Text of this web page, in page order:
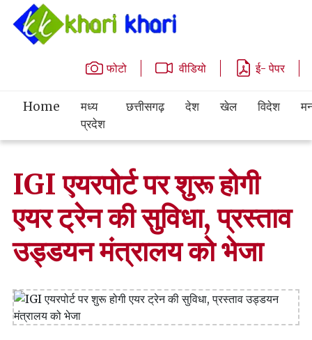
फोटो वीडियो ई- पेपर
Home
मध्य
प्रदेश
छत्तीसगढ़ देश खेल विदेश
IGI एयरपोर्ट पर शुरू होगी
एयर ट्रेन की सुविधा, प्रस्ताव
उड्डयन मंत्रालय को भेजा